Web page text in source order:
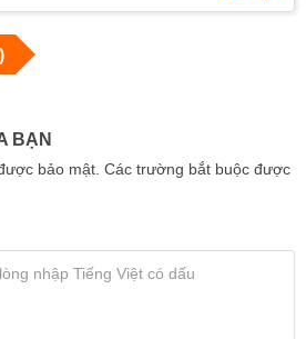
BẠN
bảo mật. Các trường bắt buộc được